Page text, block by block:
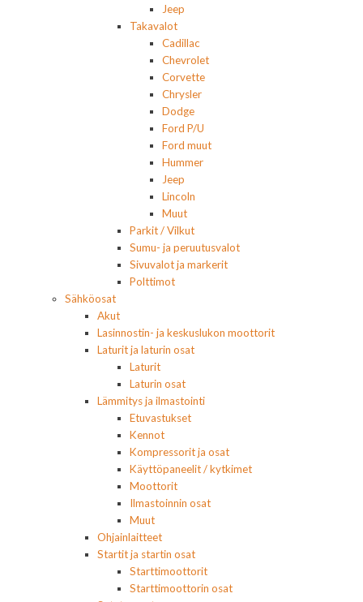
Jeep
Takavalot
Cadillac
Chevrolet
Corvette
Chrysler
Dodge
Ford P/U
Ford muut
Hummer
Jeep
Lincoln
Muut
Parkit / Vilkut
Sumu- ja peruutusvalot
Sivuvalot ja markerit
Polttimot
Sähköosat
Akut
Lasinnostin- ja keskuslukon moottorit
Laturit ja laturin osat
Laturit
Laturin osat
Lämmitys ja ilmastointi
Etuvastukset
Kennot
Kompressorit ja osat
Käyttöpaneelit / kytkimet
Moottorit
Ilmastoinnin osat
Muut
Ohjainlaitteet
Startit ja startin osat
Starttimoottorit
Starttimoottorin osat